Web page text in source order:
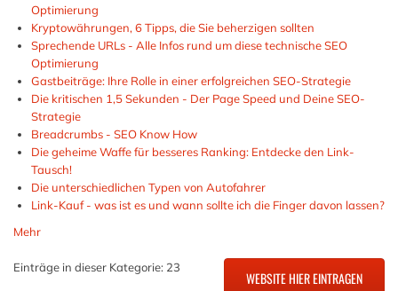
Optimierung
Kryptowährungen, 6 Tipps, die Sie beherzigen sollten
Sprechende URLs - Alle Infos rund um diese technische SEO
Optimierung
Gastbeiträge: Ihre Rolle in einer erfolgreichen SEO-Strategie
Die kritischen 1,5 Sekunden - Der Page Speed und Deine SEO-
Strategie
Breadcrumbs - SEO Know How
Die geheime Waffe für besseres Ranking: Entdecke den Link-
Tausch!
Die unterschiedlichen Typen von Autofahrer
Link-Kauf - was ist es und wann sollte ich die Finger davon lassen?
Mehr
Einträge in dieser Kategorie: 23